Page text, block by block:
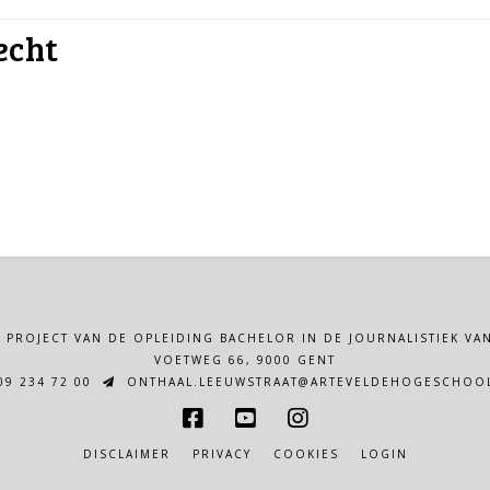
VAN DE OPLEIDING BACHELOR IN DE JOURNALISTIEK
VOETWEG 66, 9000 GENT
234 72 00
DISCLAIMER PRIVACY COOKIES LOGIN